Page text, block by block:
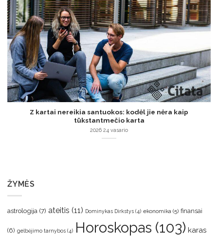
Z kartai nereikia santuokos: kodėl jie nėra kaip
tūkstantmečio karta
2026 24 vasario
ŽYMĖS
astrologija (7) ateitis (11) Dominykas Dirkstys (4) ekonomika (5) finansai
(6) gelbėjimo tarnybos (4) Horoskopas (103) karas